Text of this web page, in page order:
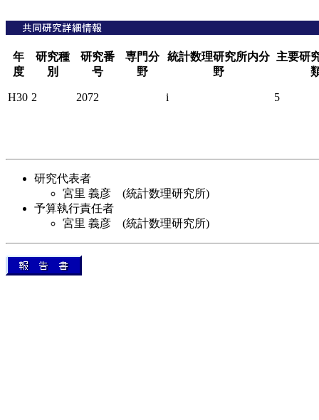
年
度
研究種
別
研究番
号
専門分
野
統計数理研究所内分
野
主要研
H30 2 2072 i 5
研究代表者
宮里 義彦 (統計数理研究所)
予算執行責任者
宮里 義彦 (統計数理研究所)